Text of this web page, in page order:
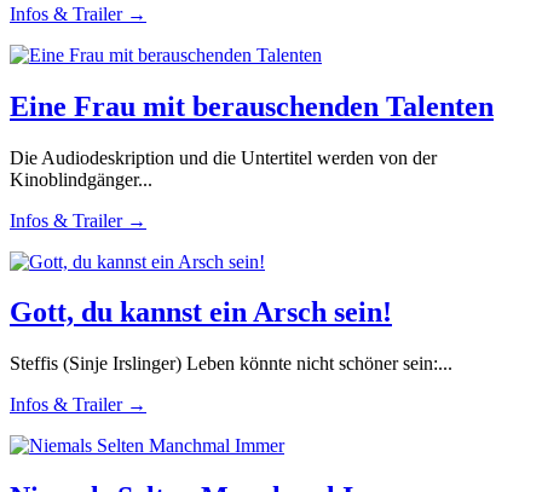
Infos & Trailer →
Eine Frau mit berauschenden Talenten
Die Audiodeskription und die Untertitel werden von der
Kinoblindgänger...
Infos & Trailer →
Gott, du kannst ein Arsch sein!
Steffis (Sinje Irslinger) Leben könnte nicht schöner sein:...
Infos & Trailer →